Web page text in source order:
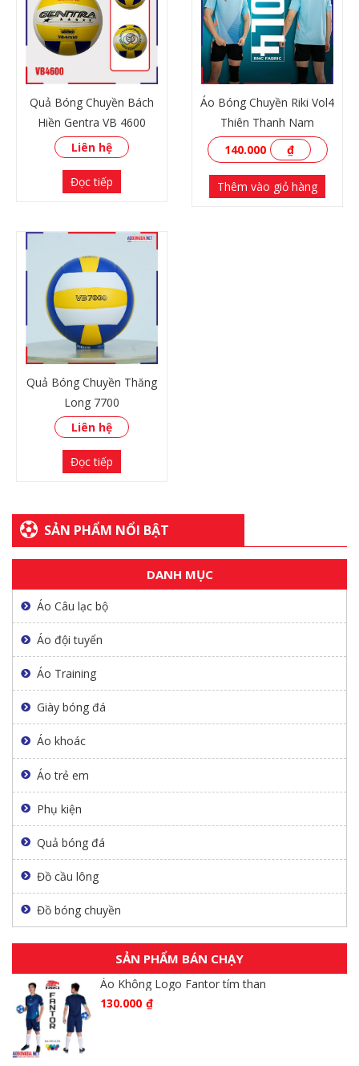
XEM THÊM
Quả Bóng Chuyền Bách
Hiền Gentra VB 4600
Liên hệ
Đọc tiếp
Áo Bóng Chuyền Riki Vol4
Thiên Thanh Nam
140.000
₫
Thêm vào giỏ hàng
XEM THÊM
Quả Bóng Chuyền Thăng
Long 7700
Liên hệ
Đọc tiếp
SẢN PHẨM NỔI BẬT
DANH MỤC
Áo Câu lạc bộ
Áo đội tuyển
Áo Training
Giày bóng đá
Áo khoác
Áo trẻ em
Phụ kiện
Quả bóng đá
Đồ cầu lông
Đồ bóng chuyền
SẢN PHẨM BÁN CHẠY
Áo Không Logo Fantor tím than
130.000 ₫